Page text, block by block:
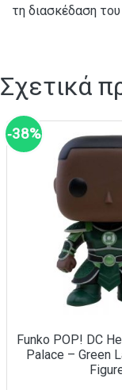
τη διασκέδαση
Σχετικά
‑38%
Funko POP! DC
Palace – Green